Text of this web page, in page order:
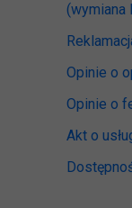
(wymiana
Opinie o
Opinie o
Akt o